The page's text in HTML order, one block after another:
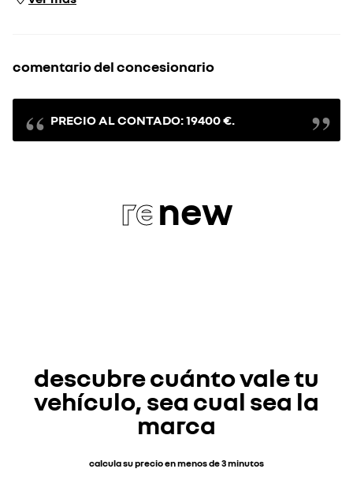
comentario del concesionario
PRECIO AL CONTADO: 19400 €.
renew
descubre cuánto vale tu
vehículo, sea cual sea la
marca
calcula su precio en menos de 3 minutos